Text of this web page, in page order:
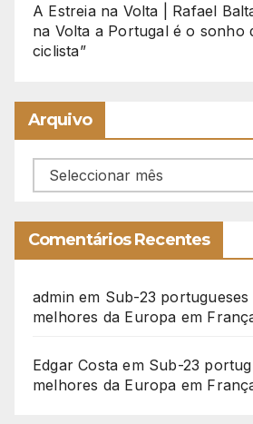
A Estreia na Volta | Rafael
na Volta a Portugal é o sonho
ciclista”
Arquivo
Arquivo
Comentários Recentes
admin em Sub-23
melhores da Europa em
Edgar Costa em Sub-23
melhores da Europa em